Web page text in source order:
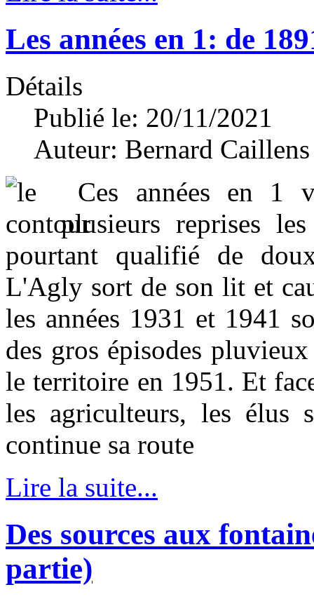
Les années en 1: de
Détails
Publié le: 20/11/2021
Auteur: Bernard Caillens
Ces années en 1
plusieurs reprises
pourtant qualifié de
L'Agly sort de son lit et
les années 1931 et 1941
des gros épisodes
le territoire en 1951. Et
les agriculteurs, les élus
continue sa route
Lire la suite...
Des sources aux
partie)